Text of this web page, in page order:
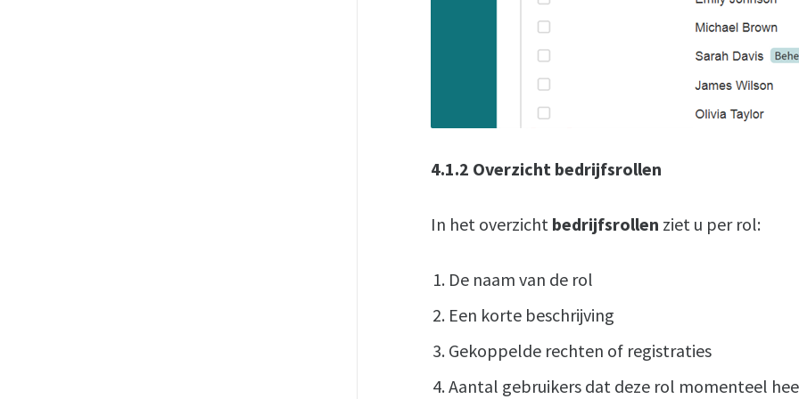
4.1.2 Overzicht bedrijfsrollen
In het overzicht bedrijfsrollen ziet u per rol:
De naam van de rol
Een korte beschrijving
Gekoppelde rechten of registraties
Aantal gebruikers dat deze rol momenteel